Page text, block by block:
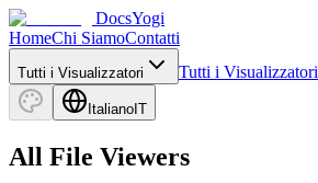
DocsYogi
HomeChi SiamoContatti
Tutti i Visualizzatori Tutti i Visualizzatori
Italiano IT
All File Viewers